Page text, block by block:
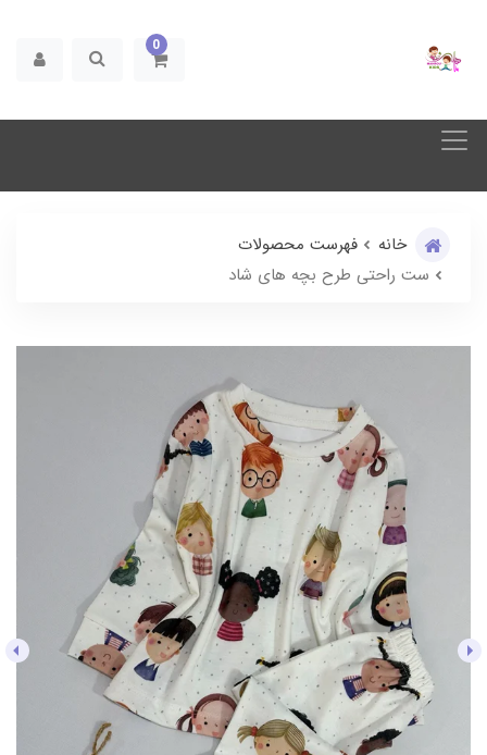
0
خانه
فهرست محصولات
ست راحتی طرح بچه های شاد